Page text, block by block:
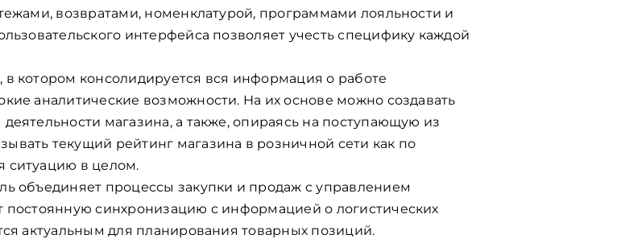
возвратами, номенклатурой, программами лояльности и
интерфейса позволяет учесть специфику каждой
котором консолидируется вся информация о работе
аналитические возможности. На их основе можно создавать
магазина, а также, опираясь на поступающую из
текущий рейтинг магазина в розничной сети как по
ситуацию в целом.
объединяет процессы закупки и продаж с управлением
постоянную синхронизацию с информацией о логистических
актуальным для планирования товарных позиций.